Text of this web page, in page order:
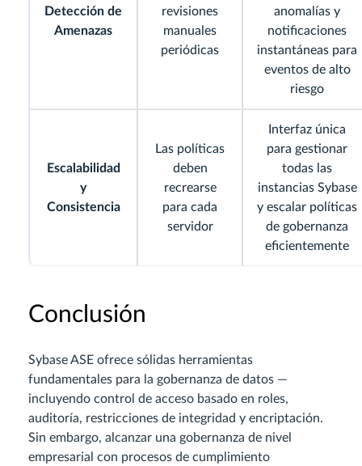
Detección de
Amenazas
revisiones
manuales
periódicas
anomalías y
notificaciones
instantáneas para
eventos de alto
riesgo
Escalabilidad
y
Consistencia
Las políticas
deben
recrearse
para cada
servidor
Interfaz única
para gestionar
todas las
instancias Sybase
y escalar políticas
de gobernanza
eficientemente
Conclusión
Sybase ASE ofrece sólidas herramientas
fundamentales para la gobernanza de datos —
incluyendo control de acceso basado en roles,
auditoría, restricciones de integridad y encriptación.
Sin embargo, alcanzar una gobernanza de nivel
empresarial con procesos de cumplimiento